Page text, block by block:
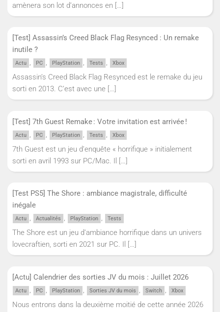
amènera son lot d’annonces en […]
[Test] Assassin’s Creed Black Flag Resynced : Un remake
inutile ?
Actu , PC , PlayStation , Tests , Xbox
Assassin’s Creed Black Flag Resynced est le remake du jeu
sorti en 2013. C’est avec une […]
[Test] 7th Guest Remake : Votre invitation est arrivée !
Actu , PC , PlayStation , Tests , Xbox
7th Guest est un jeu d’enquête « horrifique » initialement
sorti en avril 1993 sur PC/Mac. Il […]
[Test PS5] The Shore : ambiance magistrale, difficulté
inégale
Actu , Actualités , PlayStation , Tests
The Shore est un jeu d’ambiance horrifique dans un univers
lovecraftien, sorti en 2021 sur PC. Il
[…]
[Actu] Calendrier des sorties JV du mois : Juillet 2026
Actu , PC , PlayStation , Sorties JV du mois , Switch , Xbox
Nous entrons dans la deuxième moitié de cette année 2026